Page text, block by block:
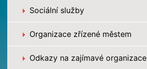
Sociální služby
Organizace zřízené městem
Odkazy na zajímavé organizace